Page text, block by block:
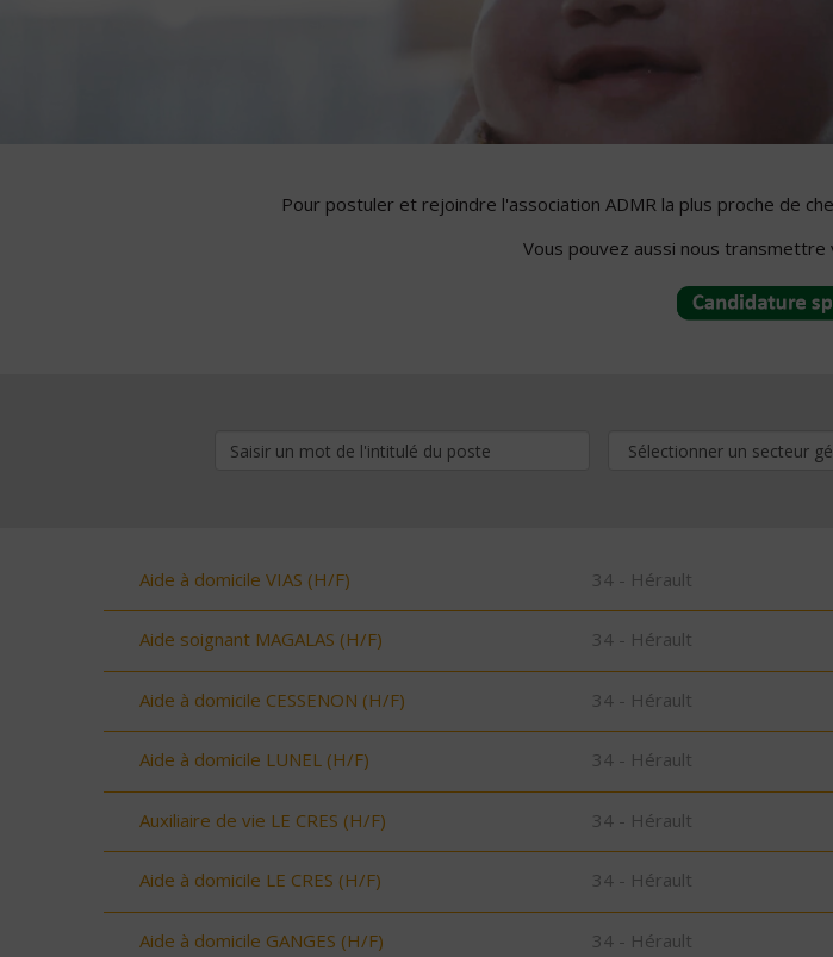
Pour postuler et rejoindre l'association ADMR la plus proche de
Vous pouvez aussi nous
Aide à domicile VIAS (H/F) 34 - Hérault
Aide soignant MAGALAS (H/F) 34 - Hérault
Aide à domicile CESSENON (H/F) 34 - Hérault
Aide à domicile LUNEL (H/F) 34 - Hérault
Auxiliaire de vie LE CRES (H/F) 34 - Hérault
Aide à domicile LE CRES (H/F) 34 - Hérault
Aide à domicile GANGES (H/F) 34 - Hérault